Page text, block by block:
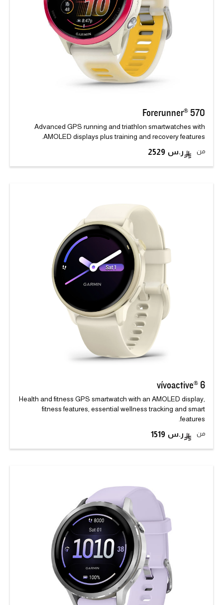
Forerunner® 570
Advanced GPS running and triathlon smartwatches with
AMOLED displays plus training and recovery features.
من 2529
vívoactive® 6
Health and fitness GPS smartwatch with an AMOLED display,
fitness features, essential wellness tracking and smart
features.
من 1519